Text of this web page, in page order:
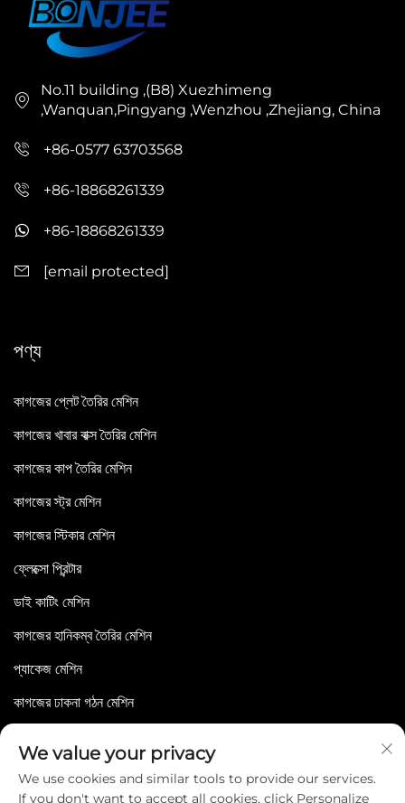
No.11 building ,(B8) Xuezhimeng
,Wanquan,Pingyang ,Wenzhou ,Zhejiang, China
+86-0577 63703568
+86-18868261339
+86-18868261339
[email protected]
পণ্য
কাগজের প্লেট তৈরির মেশিন
কাগজের খাবার বাক্স তৈরির মেশিন
কাগজের কাপ তৈরির মেশিন
কাগজের স্ট্র মেশিন
কাগজের স্টিকার মেশিন
ফ্লেক্সো প্রিন্টার
ডাই কাটিং মেশিন
কাগজের হানিকম্ব তৈরির মেশিন
প্যাকেজ মেশিন
কাগজের ঢাকনা গঠন মেশিন
We value your privacy
We use cookies and similar tools to provide our services.
If you don't want to accept all cookies, click Personalize